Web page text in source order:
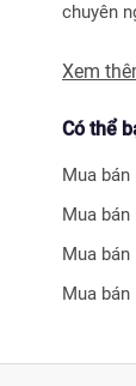
chuyên
Với
Xem
Có thể
Mua
Mua
Mua
Mua